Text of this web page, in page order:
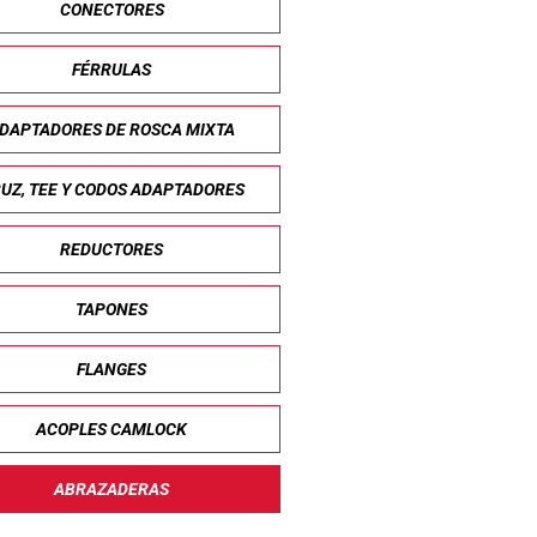
CONECTORES
FÉRRULAS
DE ROSCA MIXTA
TEE Y CODOS ADAPTADORES
REDUCTORES
TAPONES
FLANGES
ACOPLES CAMLOCK
ABRAZADERAS